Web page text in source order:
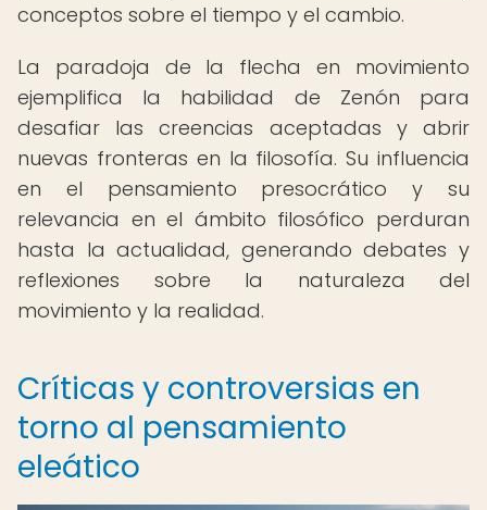
conceptos sobre el tiempo y el cambio.
La paradoja de la flecha en movimiento
ejemplifica la habilidad de Zenón para
desafiar las creencias aceptadas y abrir
nuevas fronteras en la filosofía. Su influencia
en el pensamiento presocrático y su
relevancia en el ámbito filosófico perduran
hasta la actualidad, generando debates y
reflexiones sobre la naturaleza del
movimiento y la realidad.
Críticas y controversias en
torno al pensamiento
eleático